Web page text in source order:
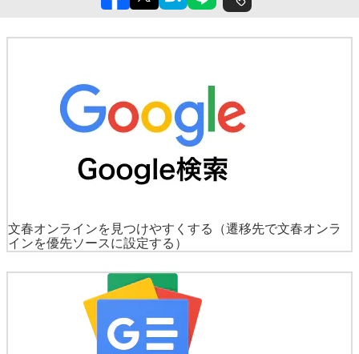
文春オンラインを見つけやすくする
（遷移先で文春オンラ
インを優先ソースに設定する）